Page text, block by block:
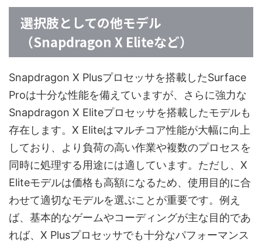
選択肢としての他モデル
（Snapdragon X Eliteなど）
Snapdragon X Plusプロセッサを搭載したSurface
Proは十分な性能を備えていますが、さらに強力な
Snapdragon X Eliteプロセッサを搭載したモデルも
存在します。X Eliteはマルチコア性能が大幅に向上
しており、より負荷の高い作業や複数のプロセスを
同時に処理する用途には適しています。ただし、X
Eliteモデルは価格も高額になるため、使用目的に合
わせて適切なモデルを選ぶことが重要です。例え
ば、基本的なゲームやコーディングが主な目的であ
れば、X Plusプロセッサでも十分なパフォーマンス